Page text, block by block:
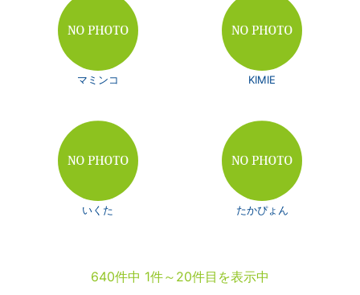
マミンコ KIMIE
いくた たかぴょん
640件中 1件～20件目を表示中